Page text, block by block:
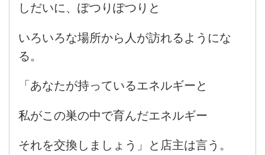
しだいに、ぽつりぽつりと
いろいろな場所から人が訪れるようにな
る。
「あなたが持っているエネルギーと
私がこの巣の中で育んだエネルギー
それを交換しましょう」と店主は言う。